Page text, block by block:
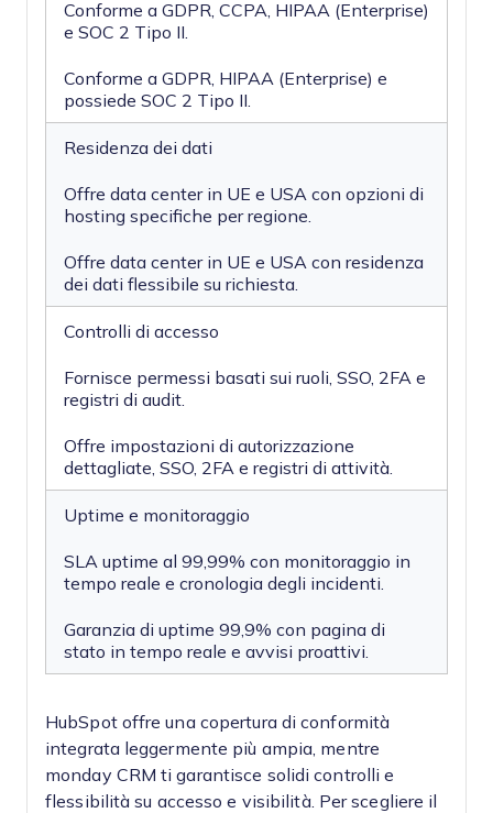
Conforme a GDPR, CCPA, HIPAA (Enterprise)
e SOC 2 Tipo II.
Conforme a GDPR, HIPAA (Enterprise) e
possiede SOC 2 Tipo II.
Residenza dei dati
Offre data center in UE e USA con opzioni di
hosting specifiche per regione.
Offre data center in UE e USA con residenza
dei dati flessibile su richiesta.
Controlli di accesso
Fornisce permessi basati sui ruoli, SSO, 2FA e
registri di audit.
Offre impostazioni di autorizzazione
dettagliate, SSO, 2FA e registri di attività.
Uptime e monitoraggio
SLA uptime al 99,99% con monitoraggio in
tempo reale e cronologia degli incidenti.
Garanzia di uptime 99,9% con pagina di
stato in tempo reale e avvisi proattivi.
HubSpot offre una copertura di conformità
integrata leggermente più ampia, mentre
monday CRM ti garantisce solidi controlli e
flessibilità su accesso e visibilità. Per scegliere il